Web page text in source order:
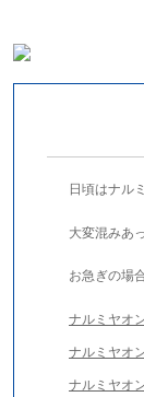
日頃はナル
大変混みあ
お急ぎの場
ナルミヤオ
ナルミヤオ
ナルミヤオ